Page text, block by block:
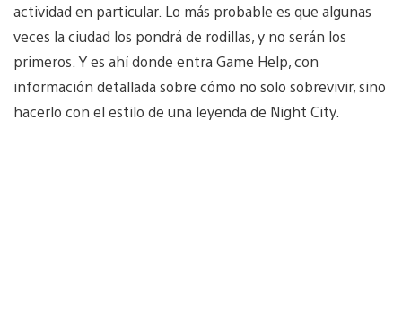
actividad en particular. Lo más probable es que algunas
veces la ciudad los pondrá de rodillas, y no serán los
primeros. Y es ahí donde entra Game Help, con
información detallada sobre cómo no solo sobrevivir, sino
hacerlo con el estilo de una leyenda de Night City.